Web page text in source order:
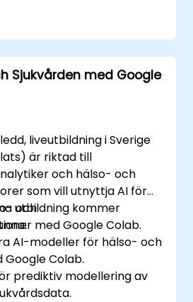
i affärssammanhang. 📊
arbetsflöden, statistisk
och oövervakad inlärning,
TensorFlow, naturlig
datamängd med Spark
💼
med Python samt
Sjukvården med Google
liveutbildning i Sverige
är riktad till
och hälso- och
som vill utnyttja AI för
och
med Google Colab.
utbildning kommer
AI-modeller för hälso- och
Google Colab.
prediktiv modellering av